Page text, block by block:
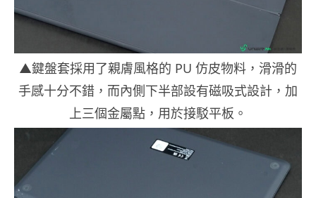
▲鍵盤套採用了親膚風格的 PU 仿皮物料，滑滑的
手感十分不錯，而內側下半部設有磁吸式設計，加
上三個金屬點，用於接駁平板。